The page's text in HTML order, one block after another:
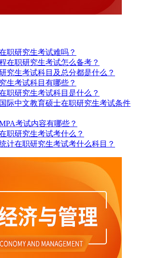
职研究生考试难吗？
在职研究生考试怎么备考？
究生考试科目及总分都是什么？
生考试科目有哪些？
职研究生考试科目是什么？
际中文教育硕士在职研究生考试条件
考试内容有哪些？
职研究生考试考什么？
计在职研究生考试考什么科目？